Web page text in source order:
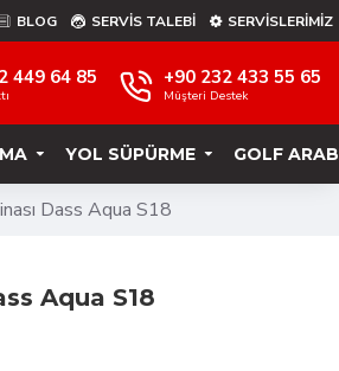
BLOG SERVIS TALEBI SERVISLERIMIZ
449 64 85 +90 232 433 55 65
Müşteri Destek
YOL SÜPÜRME GOLF
Dass Aqua S18
Aqua S18